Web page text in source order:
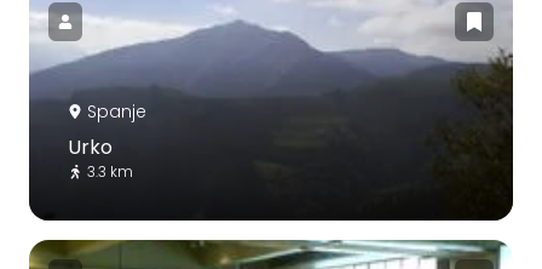
Spanje
Urko
3.3 km